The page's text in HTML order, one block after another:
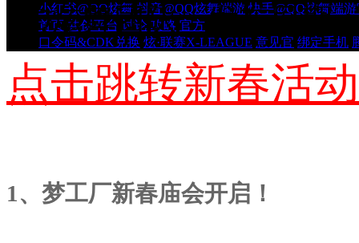
小红书@QQ炫舞 抖音@QQ炫舞端游 快手@QQ炫舞端
首页 共创平台 讨论 攻略 官方
口令码&CDK兑换 炫·联赛X-LEAGUE 意见官 绑定手机
查看详情
QQ炫舞团队发布日期：
点击跳转新春活
1、梦工厂新春庙会开启！